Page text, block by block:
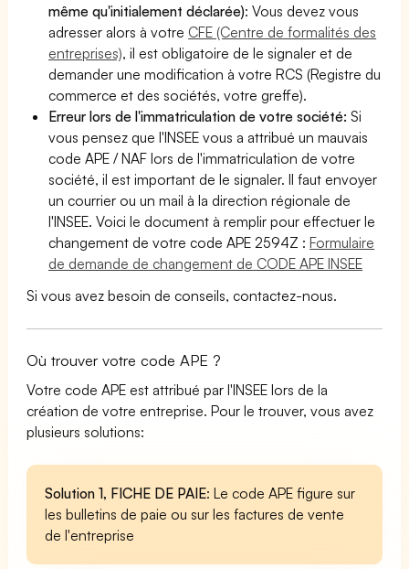
même qu'initialement déclarée): Vous devez vous
adresser alors à votre CFE (Centre de formalités des
entreprises), il est obligatoire de le signaler et de
demander une modification à votre RCS (Registre du
commerce et des sociétés, votre greffe).
Erreur lors de l'immatriculation de votre société:Si
vous pensez que l'INSEE vous a attribué un mauvais
code APE / NAF lors de l'immatriculation de votre
société, il est important de le signaler. Il faut envoyer
un courrier ou un mail à la direction régionale de
l'INSEE. Voici le document à remplir pour effectuer le
changement de votre code APE 2594Z :Formulaire
de demande de changement de CODE APE INSEE
Si vous avez besoin de conseils, contactez-nous.
Où trouver votre code APE ?
Votre code APE est attribué par l'INSEE lors de la
création de votre entreprise. Pour le trouver, vous avez
plusieurs solutions:
Solution 1, FICHE DE PAIE: Le code APE figure sur
les bulletins de paie ou sur les factures de vente
de l'entreprise